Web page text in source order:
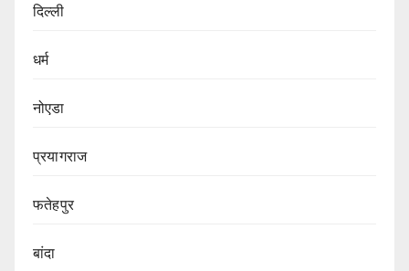
दिल्ली
धर्म
नोएडा
प्रयागराज
फतेहपुर
बांदा